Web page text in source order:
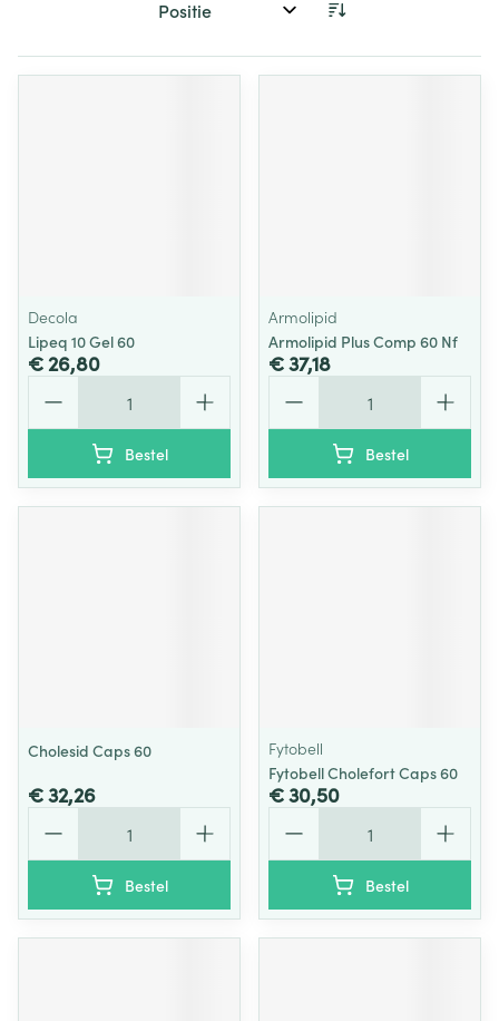
Sorteer op:
Decola
Lipeq 10 Gel 60
€ 26,80
Bestel
Armolipid
Armolipid Plus Comp 60 Nf
€ 37,18
Bestel
Cholesid Caps 60
€ 32,26
Bestel
Fytobell
Fytobell Cholefort Caps 60
€ 30,50
Bestel